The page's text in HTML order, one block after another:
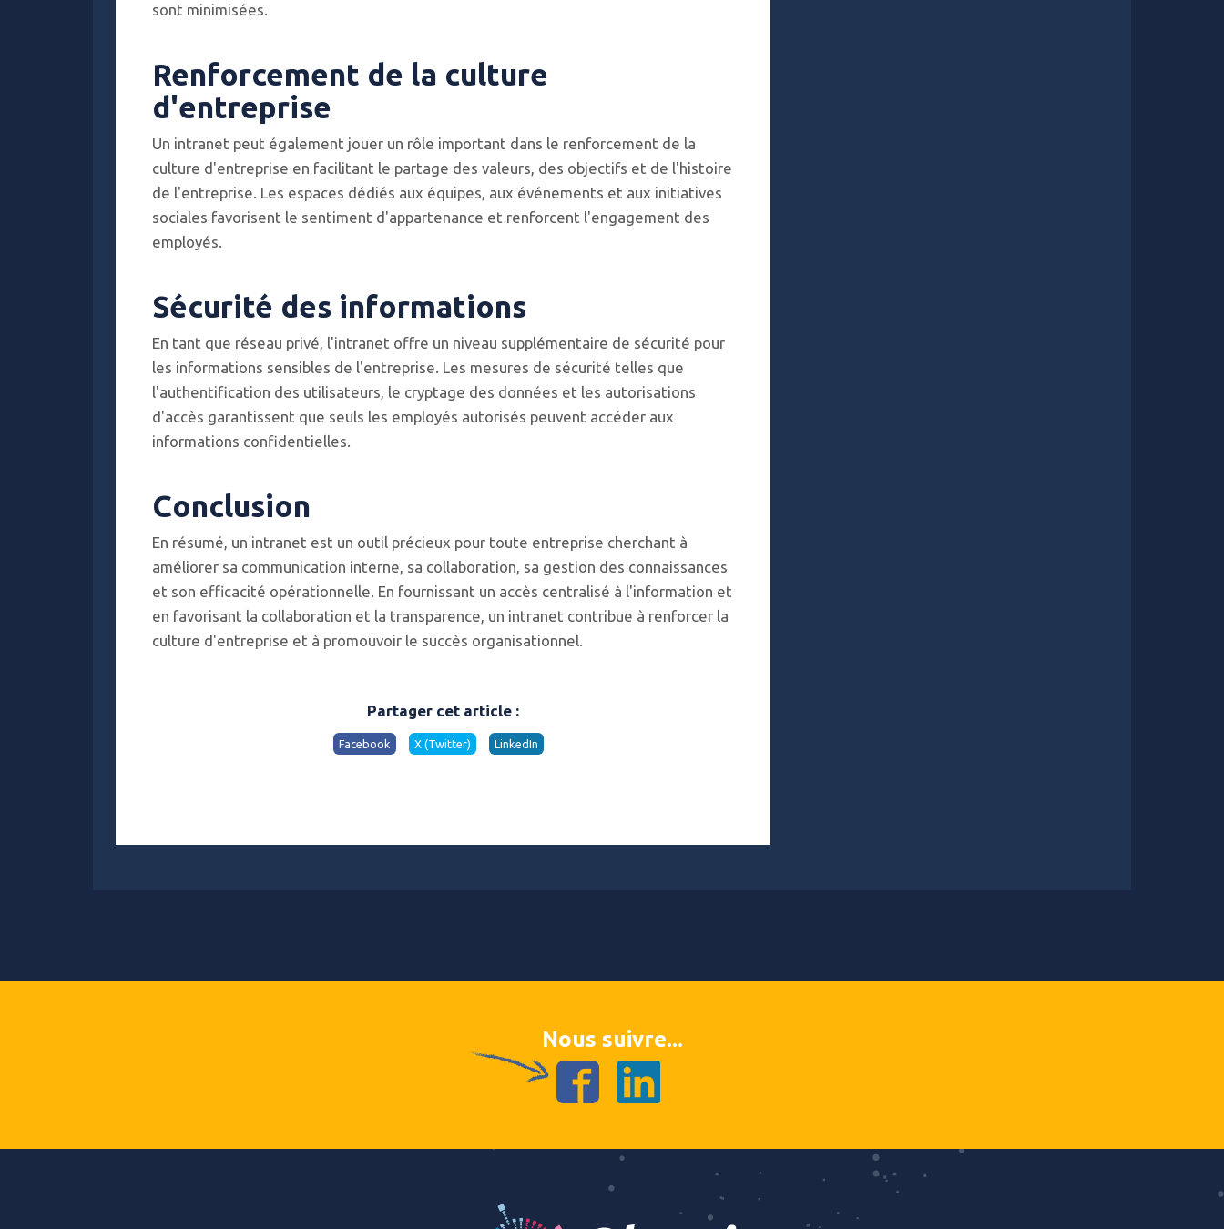
sont minimisées.
Renforcement de la culture
d'entreprise
Un intranet peut également jouer un rôle important dans le renforcement de la
culture d'entreprise en facilitant le partage des valeurs, des objectifs et de l'histoire
de l'entreprise. Les espaces dédiés aux équipes, aux événements et aux initiatives
sociales favorisent le sentiment d'appartenance et renforcent l'engagement des
employés.
Sécurité des informations
En tant que réseau privé, l'intranet offre un niveau supplémentaire de sécurité pour
les informations sensibles de l'entreprise. Les mesures de sécurité telles que
l'authentification des utilisateurs, le cryptage des données et les autorisations
d'accès garantissent que seuls les employés autorisés peuvent accéder aux
informations confidentielles.
Conclusion
En résumé, un intranet est un outil précieux pour toute entreprise cherchant à
améliorer sa communication interne, sa collaboration, sa gestion des connaissances
et son efficacité opérationnelle. En fournissant un accès centralisé à l'information et
en favorisant la collaboration et la transparence, un intranet contribue à renforcer la
culture d'entreprise et à promouvoir le succès organisationnel.
Partager cet article :
Facebook X (Twitter) LinkedIn
Nous suivre...